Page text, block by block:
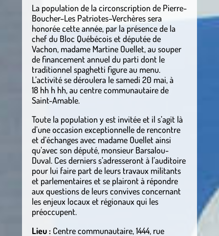
La population de la circonscription de Pierre-
Boucher–Les Patriotes–Verchères sera
honorée cette année, par la présence de la
chef du Bloc Québécois et députée de
Vachon, madame Martine Ouellet, au souper
de financement annuel du parti dont le
traditionnel spaghetti figure au menu.
L’activité se déroulera le samedi 20 mai, à
18 hh h hh, au centre communautaire de
Saint-Amable.
Toute la population y est invitée et il s’agit là
d’une occasion exceptionnelle de rencontre
et d’échanges avec madame Ouellet ainsi
qu’avec son député, monsieur Barsalou-
Duval. Ces derniers s’adresseront à l’auditoire
pour lui faire part de leurs travaux militants
et parlementaires et se plairont à répondre
aux questions de leurs convives concernant
les enjeux locaux et régionaux qui les
préoccupent.
Lieu :Centre communautaire,1444, rue